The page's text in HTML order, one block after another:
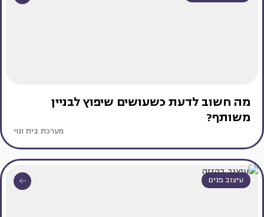
מה חשוב לדעת כשעושים שיפוץ לבניין
משותף?
מערכת בית ונוי
עיצוב פנים